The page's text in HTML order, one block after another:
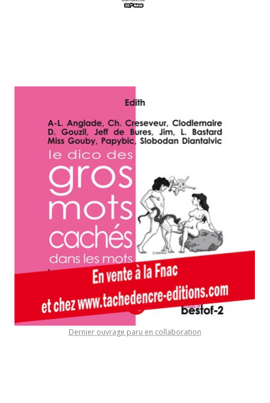
Dernier ouvrage paru en collaboration